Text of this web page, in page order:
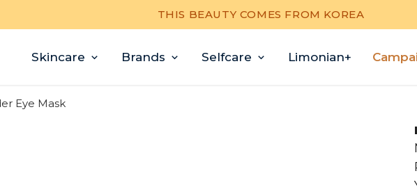
THIS BEAUTY COMES FROM KOREA
Skincare Brands Selfcare Limonian+
Eye Mask